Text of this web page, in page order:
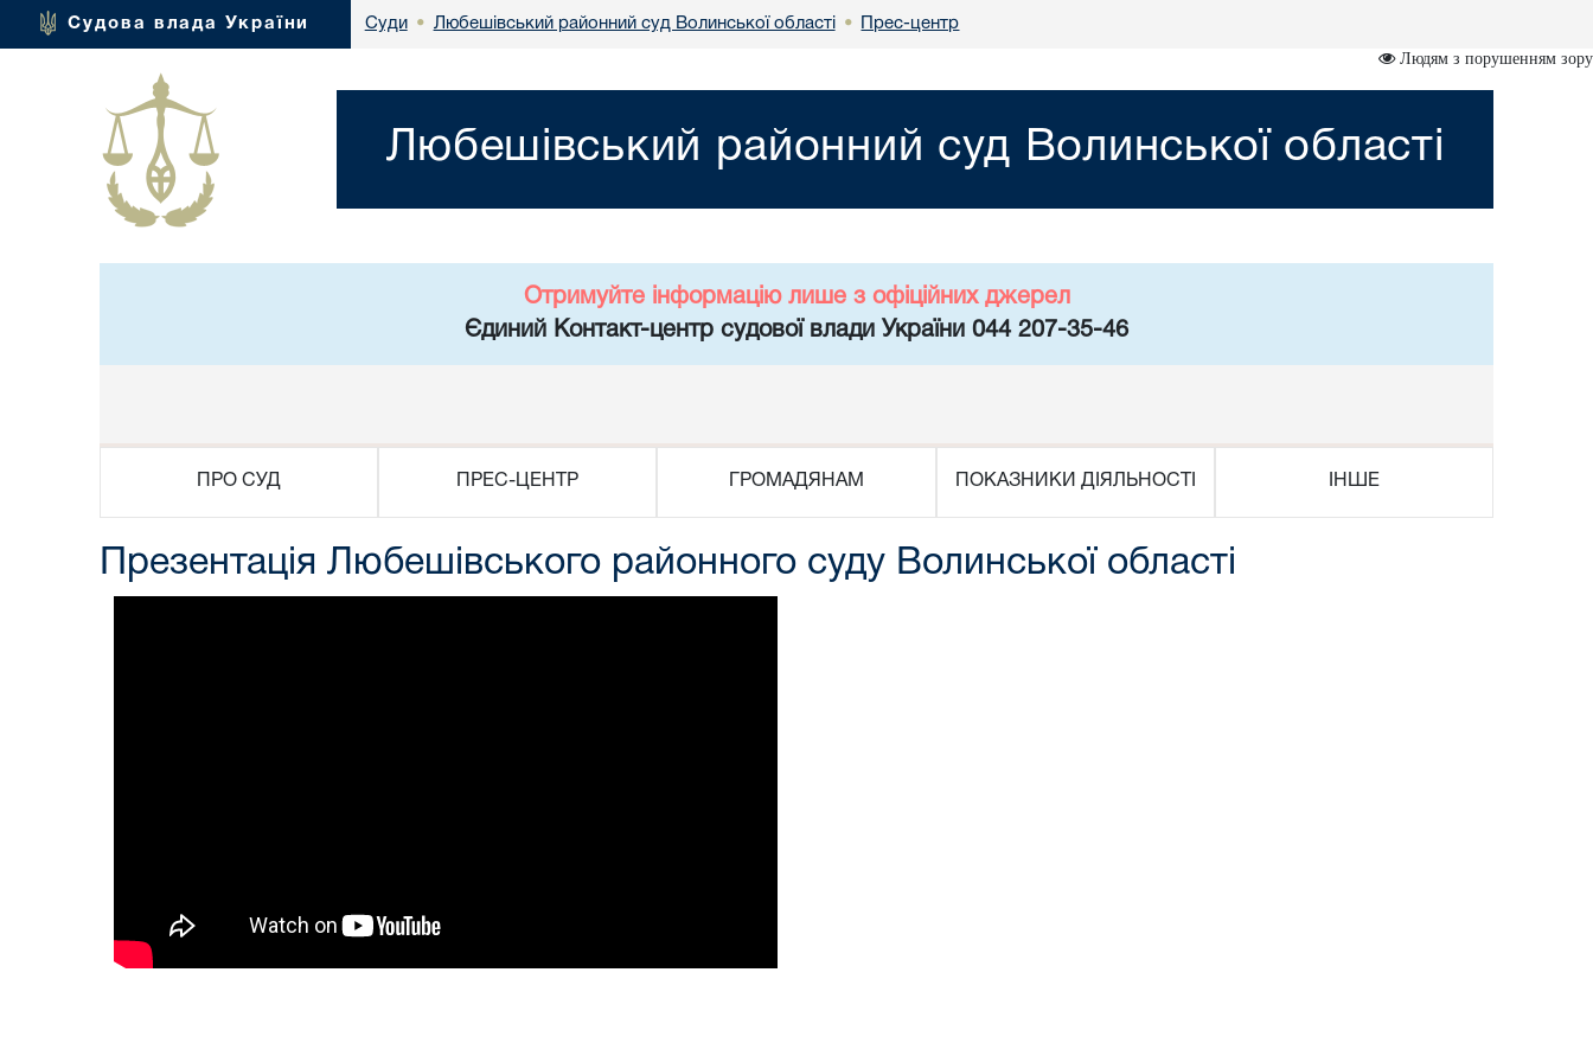
Судова влада України Суди • Любешівський районний суд Волинської області • Прес-центр
Людям з порушенням зору
Любешівський районний суд Волинської області
Отримуйте інформацію лише з офіційних джерел
Єдиний Контакт-центр судової влади України 044 207-35-46
ПРО СУД ПРЕС-ЦЕНТР ГРОМАДЯНАМ ПОКАЗНИКИ ДІЯЛЬНОСТІ ІНШЕ
Презентація Любешівського районного суду Волинської області